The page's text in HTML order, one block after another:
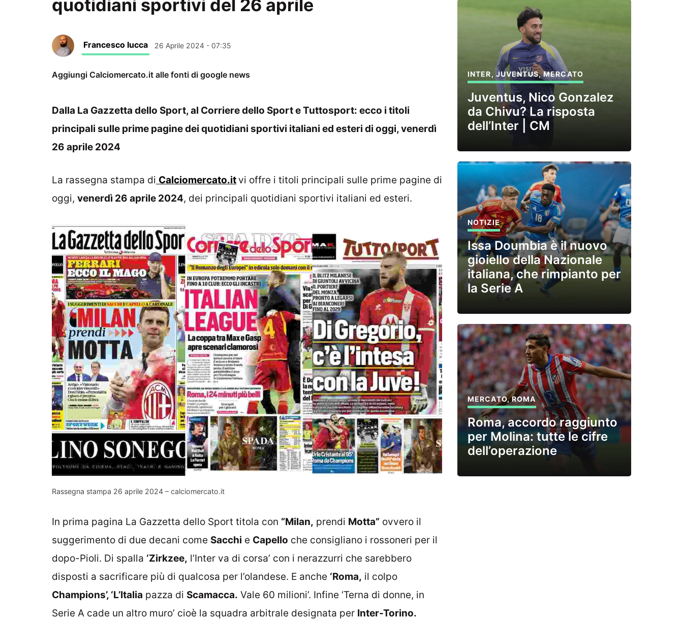
quotidiani sportivi del 26 aprile
Francesco Iucca 26 Aprile 2024 - 07:35
Aggiungi Calciomercato.it alle fonti di google news
Dalla La Gazzetta dello Sport, al Corriere dello Sport e Tuttosport: ecco i titoli
principali sulle prime pagine dei quotidiani sportivi italiani ed esteri di oggi, venerdì
26 aprile 2024
La rassegna stampa di Calciomercato.itvi offre i titoli principali sulle prime pagine di
oggi, venerdì 26 aprile 2024, dei principali quotidiani sportivi italiani ed esteri.
Rassegna stampa 26 aprile 2024 – calciomercato.it
In prima pagina La Gazzetta dello Sport titola con “Milan, prendi Motta” ovvero il
suggerimento di due decani come Sacchi e Capello che consigliano i rossoneri per il
dopo-Pioli. Di spalla ‘Zirkzee, l’Inter va di corsa’ con i nerazzurri che sarebbero
disposti a sacrificare più di qualcosa per l’olandese. E anche ‘Roma, il colpo
Champions’, ‘L’Italia pazza di Scamacca. Vale 60 milioni’. Infine ‘Terna di donne, in
Serie A cade un altro muro’ cioè la squadra arbitrale designata per Inter-Torino.
INTER, JUVENTUS,MERCATO
Juventus, Nico Gonzalez
da Chivu? La risposta
dell’Inter | CM
NOTIZIE
Issa Doumbia è il nuovo
gioiello della Nazionale
italiana, che rimpianto per
la Serie A
MERCATO,ROMA
Roma, accordo raggiunto
per Molina: tutte le cifre
dell’operazione